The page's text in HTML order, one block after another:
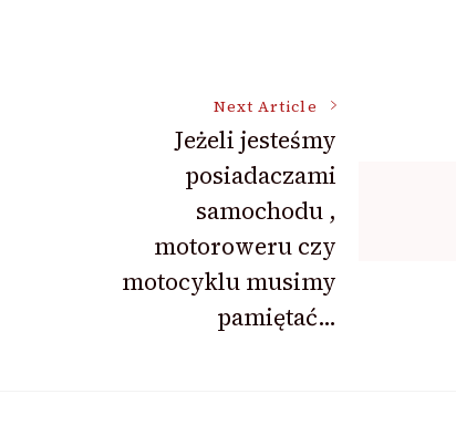
Next Article
Jeżeli jesteśmy
posiadaczami
samochodu ,
motoroweru czy
motocyklu musimy
pamiętać…